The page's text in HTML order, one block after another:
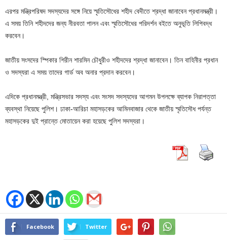
এরপর মন্ত্রিপরিষদ সদস্যদের সঙ্গে নিয়ে স্মৃতিসৌধের শহীদ বেদীতে শ্রদ্ধা জানাবেন প্রধানমন্ত্রী।
এ সময় তিনি শহীদদের জন্য নীরবতা পালন এবং স্মৃতিসৌধের পরিদর্শন বইতে অনুভূতি লিপিবদ্ধ
করবেন।
জাতীয় সংসদের স্পিকার শিরীন শারমিন চৌধুরীও শহীদদের শ্রদ্ধা জানাবেন। তিন বাহিনীর প্রধান
ও সদস্যরা এ সময় তাদের গার্ড অব অনার প্রদান করবেন।
এদিকে প্রধানমন্ত্রী, মন্ত্রিসভার সদস্য এবং সংসদ সদস্যদের আগমন উপলক্ষে ব্যাপক নিরাপত্তা
ব্যবস্থা নিয়েছে পুলিশ। ঢাকা-আরিচা মহাসড়কের আমিনবাজার থেকে জাতীয় স্মৃতিসৌধ পর্যন্ত
মহাসড়কের দুই প্রান্তে মোতায়েন করা হয়েছে পুলিশ সদস্যরা।
Facebook Twitter